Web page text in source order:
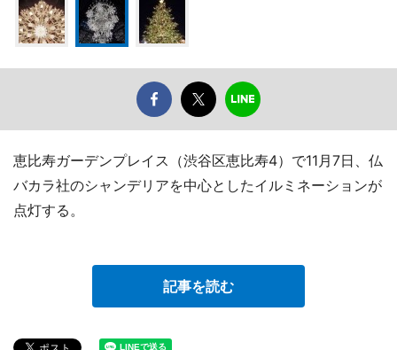
恵比寿ガーデンプレイス（渋谷区恵比寿4）で11月7日、仏
バカラ社のシャンデリアを中心としたイルミネーションが
点灯する。
記事を読む